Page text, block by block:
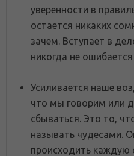
уверенности в
остается никаких
зачем. Вступает в
никогда не
Усиливается наше
что мы говорим или
сбываться. Это то,
называть чудесами.
происходить каждую